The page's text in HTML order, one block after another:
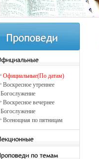
Официальные(По датам)
Воскресное утреннее
Богослужение
Воскресное вечернее
Богослужение
Всенощная по пятницам